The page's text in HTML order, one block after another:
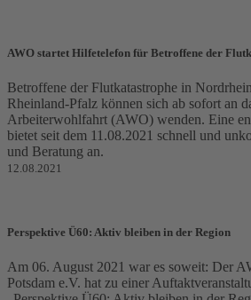
AWO startet Hilfetelefon für Betroffene der
Betroffene der Flutkatastrophe in
Rheinland-Pfalz können sich ab sofort an
Arbeiterwohlfahrt (AWO) wenden. Eine
bietet seit dem 11.08.2021 schnell und
und Beratung an.
12.08.2021
Perspektive Ü60: Aktiv bleiben in der Region
Am 06. August 2021 war es soweit: Der
Potsdam e.V. hat zu einer